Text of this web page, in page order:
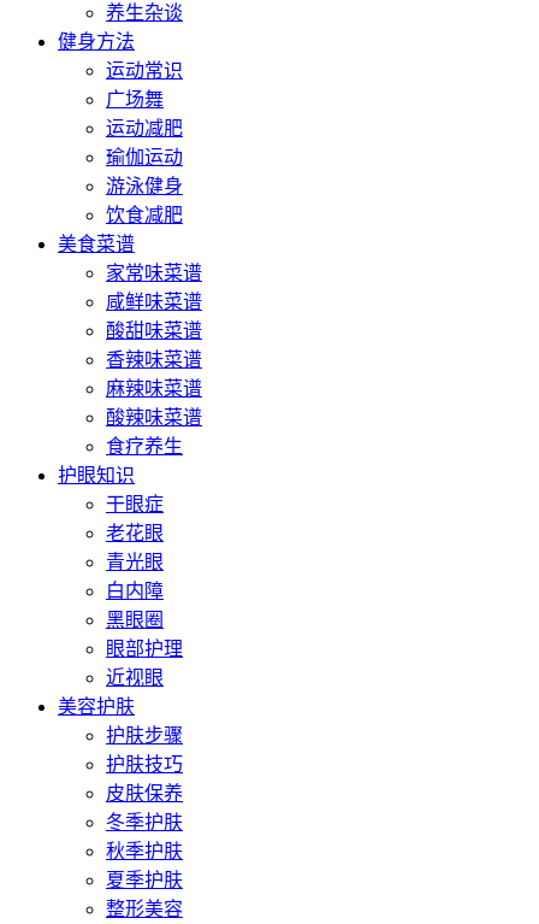
养生杂谈
健身方法
运动常识
广场舞
运动减肥
瑜伽运动
游泳健身
饮食减肥
美食菜谱
家常味菜谱
咸鲜味菜谱
酸甜味菜谱
香辣味菜谱
麻辣味菜谱
酸辣味菜谱
食疗养生
护眼知识
干眼症
老花眼
青光眼
白内障
黑眼圈
眼部护理
近视眼
美容护肤
护肤步骤
护肤技巧
皮肤保养
冬季护肤
秋季护肤
夏季护肤
整形美容